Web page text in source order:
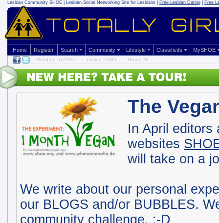
Lesbian Community SHOE | Lesbian Social Networking Site for Lesbians | Free Lesbian Dating Free
Home Register Search Community Lifestyle Classifieds MySHOE
Member: 512'997 Online: 1235 Gurus: 9
The
In April editors
websites
will take on a
We write about our personal
our BLOGS and/or BUBBLES.
community challenge. :-D